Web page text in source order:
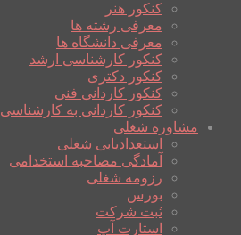
کنکور هنر
معرفی رشته ها
معرفی دانشگاه ها
کنکور کارشناسی ارشد
کنکور دکتری
کنکور کاردانی فنی
کنکور کاردانی به کارشناسی
مشاوره شغلی
استعدادیابی شغلی
آمادگی مصاحبه استخدامی
رزومه شغلی
بورس
ثبت شرکت
استارت آپ